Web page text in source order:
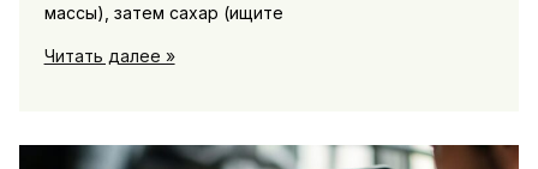
массы), затем сахар (ищите
Как
продуктах:
Читать далее »